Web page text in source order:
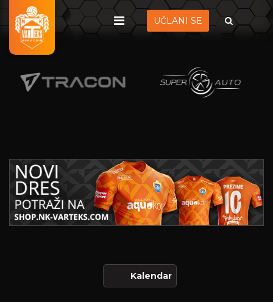
UČLANI SE
Kalendar